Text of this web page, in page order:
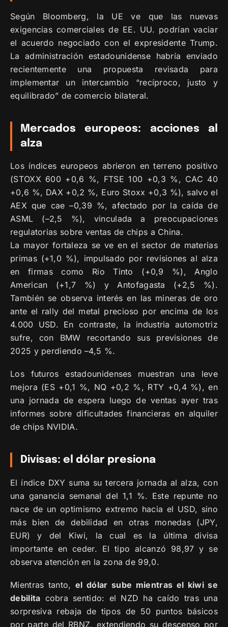
Según Bloomberg, la UE ve que las nuevas
exigencias comerciales de EE. UU. podrían vaciar
el acuerdo negociado con el expresidente Trump.
La administración estadounidense habría enviado
recientemente una propuesta revisada para
implementar un intercambio “recíproco, justo y
equilibrado” de comercio bilateral.
Mercados europeos: acciones al
alza
Los índices europeos abrieron en terreno positivo
(STOXX 600 +0,6 %, FTSE 100 +0,3 %, CAC 40
+0,6 %, DAX +0,2 %, Euro Stoxx +0,3 %), salvo el
AEX que cae –0,39 %, afectado por la caída de
ASML (–2,5 %), vinculada a preocupaciones
regulatorias sobre ventas de chips a China.
La mayor fortaleza se ve en el sector de materias
primas (+1,0 %), impulsado por revisiones al alza
en firmas como Rio Tinto (+0,9 %), Anglo
American (+1,7 %) y Antofagasta (+2,5 %).
También se observa interés en las mineras de oro
ante el rally del metal precioso por encima de los
4.000 USD. En contraste, la industria automotriz
sufre, con BMW recortando sus previsiones de
2025 y perdiendo –4,5 %.
Los futuros estadounidenses muestran una leve
mejora (ES +0,1 %, NQ +0,2 %, RTY +0,4 %), en
una jornada de espera luego de ventas ayer tras
informes sobre dificultades financieras en alquiler
de chips NVIDIA.
Divisas: el dólar presiona
El índice DXY suma su tercera jornada al alza, con
una ganancia semanal del 1,1 %. Este repunte no
nace de un optimismo extremo hacia el USD, sino
más bien de debilidad en otras monedas (JPY,
EUR) y del Kiwi, la cual es la última divisa
importante en ceder. El tipo alcanzó 98,97 y se
observa atención en la zona de 99,0.
Mientras tanto,el dólar sube mientras el kiwi se
debilita cobra sentido: el NZD ha caído tras una
sorpresiva rebaja de tipos de 50 puntos básicos
por parte del RBNZ, extendiendo su descenso por